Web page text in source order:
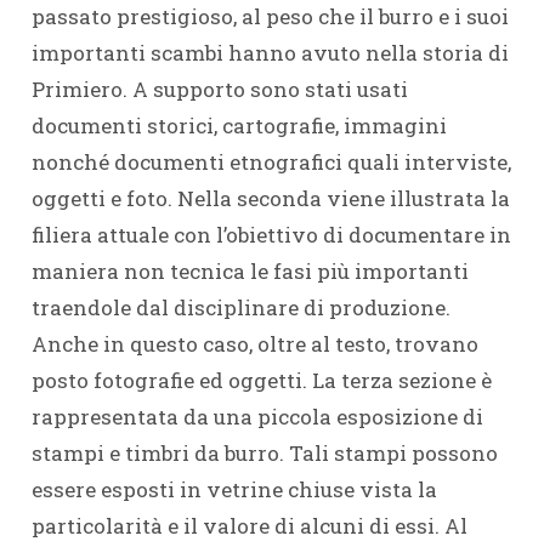
passato prestigioso, al peso che il burro e i suoi
importanti scambi hanno avuto nella storia di
Primiero. A supporto sono stati usati
documenti storici, cartografie, immagini
nonché documenti etnografici quali interviste,
oggetti e foto. Nella seconda viene illustrata la
filiera attuale con l’obiettivo di documentare in
maniera non tecnica le fasi più importanti
traendole dal disciplinare di produzione.
Anche in questo caso, oltre al testo, trovano
posto fotografie ed oggetti. La terza sezione è
rappresentata da una piccola esposizione di
stampi e timbri da burro. Tali stampi possono
essere esposti in vetrine chiuse vista la
particolarità e il valore di alcuni di essi. Al